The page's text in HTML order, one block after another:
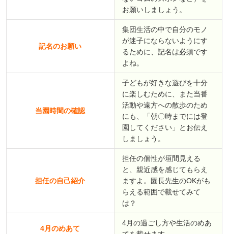
お願いしましょう。
記名のお願い
集団生活の中で自分のモノ
が迷子にならないようにす
るために、記名は必須です
よね。
当園時間の確認
子どもが好きな遊びを十分
に楽しむために、また当番
活動や遠方への散歩のため
にも、「朝〇時までには登
園してください」とお伝え
しましょう。
担任の自己紹介
担任の個性が垣間見える
と、親近感を感じてもらえ
ますよ。園長先生のOKがも
らえる範囲で載せてみて
は？
4月のめあて
4月の過ごし方や生活のめあ